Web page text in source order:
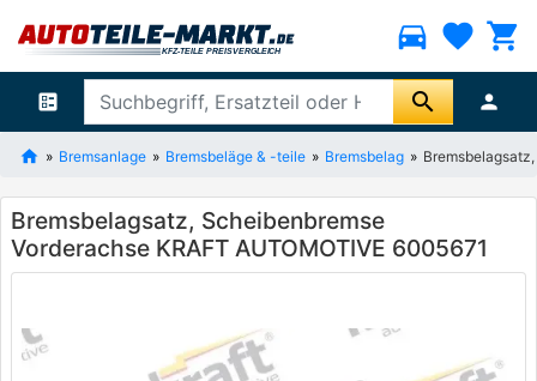
directions_car favorite shopping_cart
ballot search person
Bremsanlage Bremsbeläge & -teile Bremsbelag
Bremsbelagsatz, Scheibenbremse
Vorderachse KRAFT AUTOMOTIVE 6005671